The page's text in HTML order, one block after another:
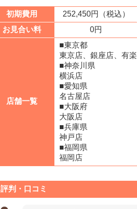
初期費用 252,450円（税込）
お見合い料
0円
店舗一覧
■東京都
東京店、銀座店、有
■神奈川県
横浜店
■愛知県
名古屋店
■大阪府
大阪店
■兵庫県
神戸店
■福岡県
福岡店
評判・口コミ